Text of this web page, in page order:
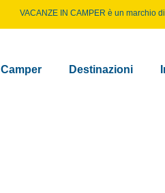
VACANZE IN CAMPER è un marchio di
Camper Destinazioni